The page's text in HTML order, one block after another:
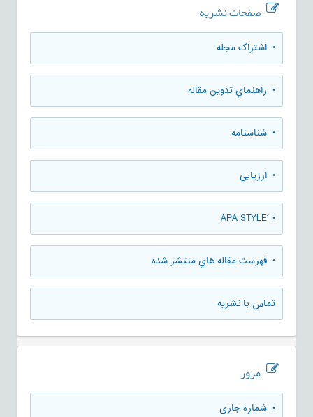
صفحات نشریه
• اشتراک مجله
• راهنماي تدوين مقاله
• شناسنامه
• ارزيابي
• َAPA STYLE
• فهرست مقاله هاي منتشر شده
تماس با نشریه
مرور
• شماره جاری